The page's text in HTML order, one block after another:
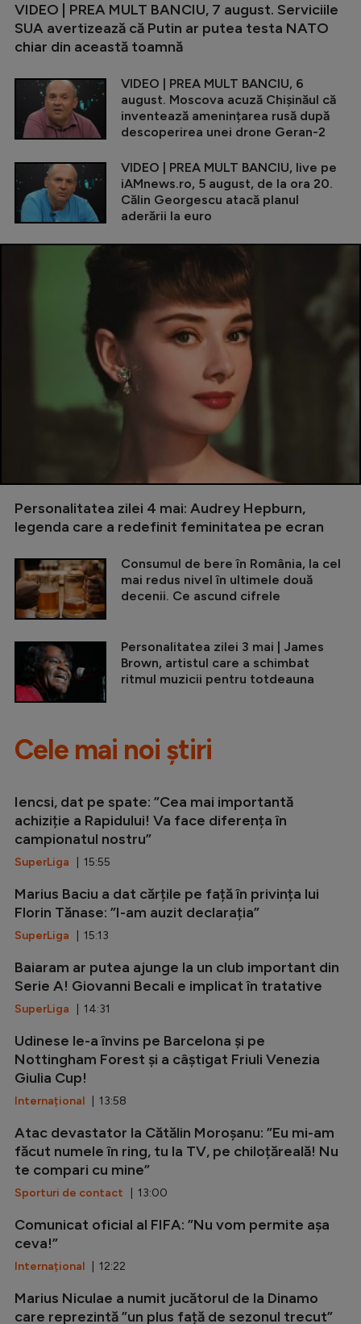
VIDEO | PREA MULT BANCIU, 7 august. Serviciile
SUA avertizează că Putin ar putea testa NATO
chiar din această toamnă
VIDEO | PREA MULT BANCIU, 6
august. Moscova acuză Chișinăul că
inventează amenințarea rusă după
descoperirea unei drone Geran-2
VIDEO | PREA MULT BANCIU, live pe
iAMnews.ro, 5 august, de la ora 20.
Călin Georgescu atacă planul
aderării la euro
Personalitatea zilei 4 mai: Audrey Hepburn,
legenda care a redefinit feminitatea pe ecran
Consumul de bere în România, la cel
mai redus nivel în ultimele două
decenii. Ce ascund cifrele
Personalitatea zilei 3 mai | James
Brown, artistul care a schimbat
ritmul muzicii pentru totdeauna
Cele mai noi știri
Iencsi, dat pe spate: ”Cea mai importantă
achiziție a Rapidului! Va face diferența în
campionatul nostru”
SuperLiga | 15:55
Marius Baciu a dat cărțile pe față în privința lui
Florin Tănase: ”I-am auzit declarația”
SuperLiga | 15:13
Baiaram ar putea ajunge la un club important din
Serie A! Giovanni Becali e implicat în tratative
SuperLiga | 14:31
Udinese le-a învins pe Barcelona și pe
Nottingham Forest și a câștigat Friuli Venezia
Giulia Cup!
Internațional | 13:58
Atac devastator la Cătălin Moroșanu: ”Eu mi-am
făcut numele în ring, tu la TV, pe chiloțăreală! Nu
te compari cu mine”
Sporturi de contact | 13:00
Comunicat oficial al FIFA: ”Nu vom permite așa
ceva!”
Internațional | 12:22
Marius Niculae a numit jucătorul de la Dinamo
care reprezintă ”un plus față de sezonul trecut”